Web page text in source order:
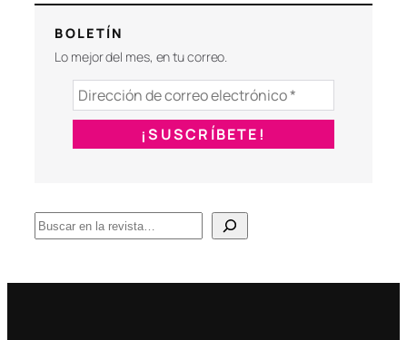
BOLETÍN
Lo mejor del mes, en tu correo.
B
u
c